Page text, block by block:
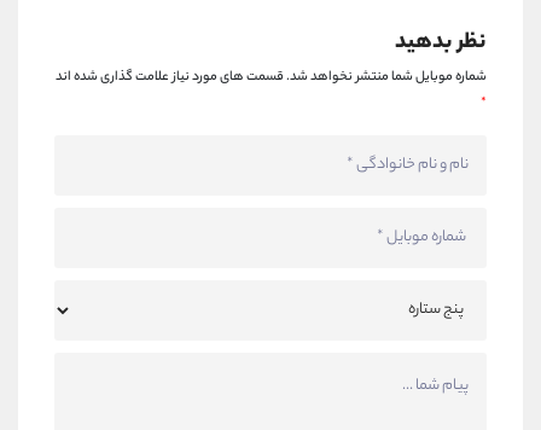
نظر بدهید
شماره موبایل شما منتشر نخواهد شد.قسمت های مورد نیاز علامت گذاری شده اند
*